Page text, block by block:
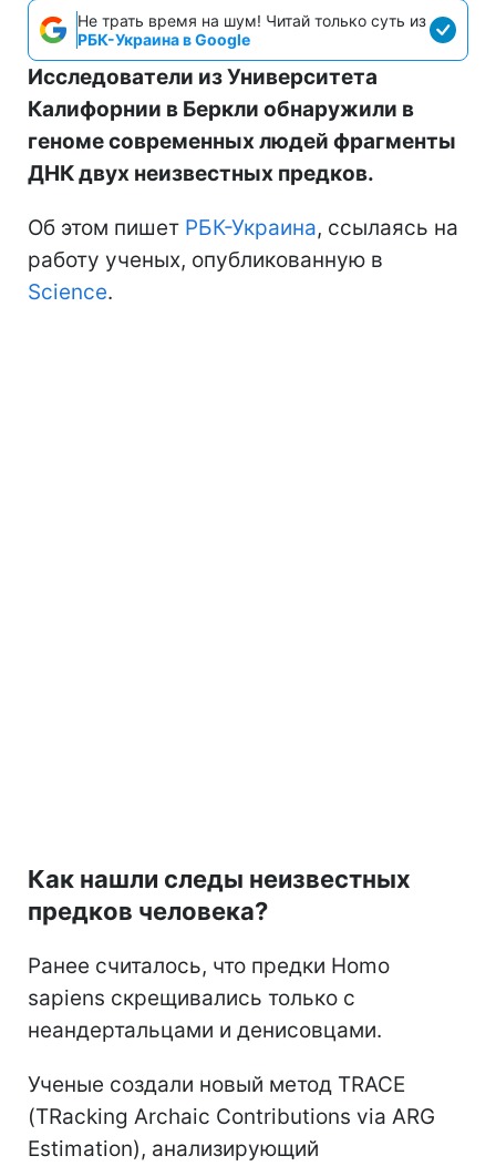
Не трать время на шум! Читай только суть из
РБК-Украина в Google
Исследователи из Университета
Калифорнии в Беркли обнаружили в
геноме современных людей фрагменты
ДНК двух неизвестных предков.
Об этом пишет РБК-Украина, ссылаясь на
работу ученых, опубликованную в
Science.
Как нашли следы неизвестных
предков человека?
Ранее считалось, что предки Homo
sapiens скрещивались только с
неандертальцами и денисовцами.
Ученые создали новый метод TRACE
(TRacking Archaic Contributions via ARG
Estimation), анализирующий